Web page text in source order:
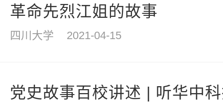
革命先烈江姐的故事
四川大学 2021-04-15
党史故事百校讲述 | 听华中